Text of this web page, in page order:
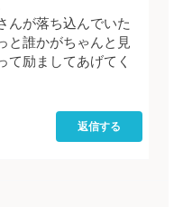
んが落ち込んでいた
と誰かがちゃんと見
て励ましてあげてく
返信する